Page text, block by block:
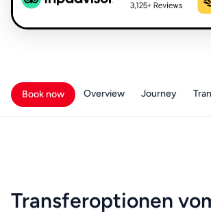
Book now Overview Journey
Transferoptionen